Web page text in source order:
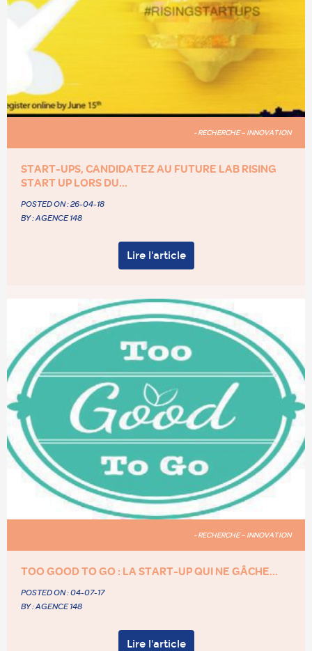
- RECHERCHE – INNOVATION
START-UPS, CANDIDATEZ AU FUTURE LAB RISING
START UP LORS DU...
POSTED ON :26-04-18
BY : AGENCE 148
Lire l'article
- RECHERCHE – INNOVATION
TOO GOOD TO GO : LA START-UP QUI NE GÂCHE...
POSTED ON :04-07-17
BY : AGENCE 148
Lire l'article